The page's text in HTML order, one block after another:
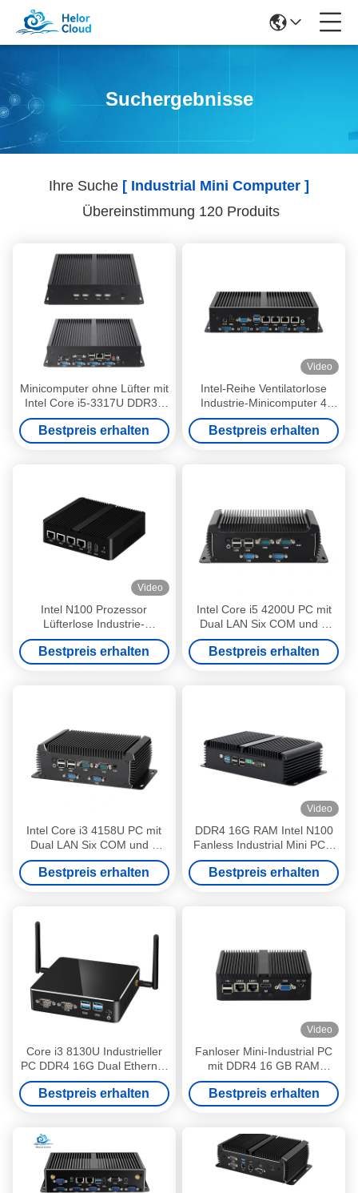
Suchergebnisse
Ihre Suche [ Industrial Mini Computer ]
Übereinstimmung 120 Produits
Minicomputer ohne Lüfter mit
Intel Core i5-3317U DDR3L
8GB RAM und 4COM
Bestpreis erhalten
Video
Intel-Reihe Ventilatorlose
Industrie-Minicomputer 4
Gigabit Ethernet LAN 6COM
Bestpreis erhalten
Video
Intel N100 Prozessor
Lüfterlose Industrie-
Minicomputer Dual COM
DDR4 RAM 4LAN
Bestpreis erhalten
Intel Core i5 4200U PC mit
Dual LAN Six COM und 6
USB Industrial Mini Computer
Bestpreis erhalten
Intel Core i3 4158U PC mit
Dual LAN Six COM und 1
HDMI Industrial Mini
Computer
Bestpreis erhalten
Video
DDR4 16G RAM Intel N100
Fanless Industrial Mini PC 4
LAN Dual COM Linux mit
WIFI
Bestpreis erhalten
Core i3 8130U Industrieller
PC DDR4 16G Dual Ethernet
Fanless Schwarzer
Minicomputer
Bestpreis erhalten
Video
Fanloser Mini-Industrial PC
mit DDR4 16 GB RAM
unterstützt Windows 11 Linux
Bestpreis erhalten